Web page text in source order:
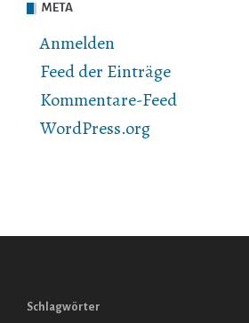
META
Anmelden
Feed der Einträge
Kommentare-Feed
WordPress.org
Schlagwörter